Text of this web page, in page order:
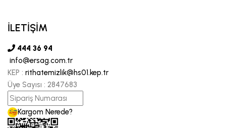
İLETİŞİM
444 36 94
info@ersag.com.tr
KEP : rithatemizlik@hs01.kep.tr
Üye Sayısı : 2847683
Kargom Nerede?